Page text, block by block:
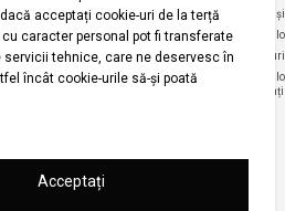
Politica de Anulare și
Urmărirea comenzii
fără înregistrare
Politica de
Tricouri Femei
Cămăși Femei
Pantaloni Femei
Fuste Femei
Bărbați